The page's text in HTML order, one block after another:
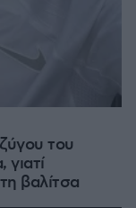
του
βαλίτσα